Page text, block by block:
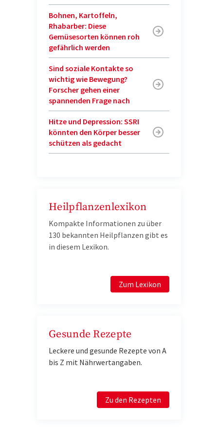
Bohnen, Kartoffeln,
Rhabarber: Diese
Gemüsesorten können roh
gefährlich werden
Sind soziale Kontakte so
wichtig wie Bewegung?
Forscher gehen einer
spannenden Frage nach
Hitze und Depression: SSRI
könnten den Körper besser
schützen als gedacht
Heilpflanzenlexikon
Kompakte Informationen zu über
130 bekannten Heilpflanzen gibt es
in diesem Lexikon.
Zum Lexikon
Gesunde Rezepte
Leckere und gesunde Rezepte von A
bis Z mit Nährwertangaben.
Zu den Rezepten